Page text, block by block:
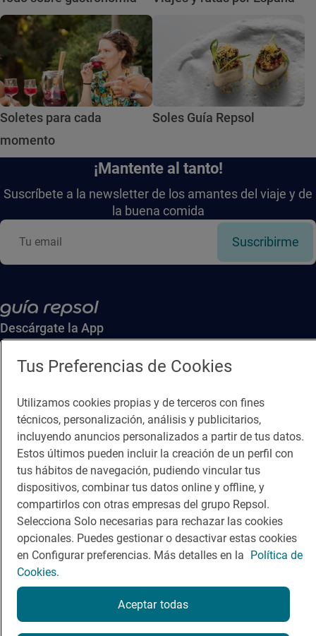
Soletes para cada
momento
Soles Guía Repsol
¡Mantente al tanto!
Suscríbete a la newsletter de los amantes del viaje y de
la buena comida
Suscribirme
Descárgate la App
App Store Google Play
Guía Repsol
Comer
Viajar
Dormir
Enlaces
Contacto
Sala de prensa
Canal de ética
Política de privacidad Política de cookies Nota legal
Condiciones del servicio
© Repsol S.A. 2000- 2026
Tus Preferencias de Cookies
Utilizamos cookies propias y de terceros con fines
técnicos, personalización, análisis y publicitarios,
incluyendo anuncios personalizados a partir de tus datos.
Estos últimos pueden incluir la creación de un perfil con
tus hábitos de navegación, pudiendo vincular tus
dispositivos, combinar tus datos online y offline, y
compartirlos con otras empresas del grupo Repsol.
Selecciona Solo necesarias para rechazar las cookies
opcionales. Puedes gestionar o desactivar estas cookies
en Configurar preferencias. Más detalles en la Política de
Cookies.
Aceptar todas